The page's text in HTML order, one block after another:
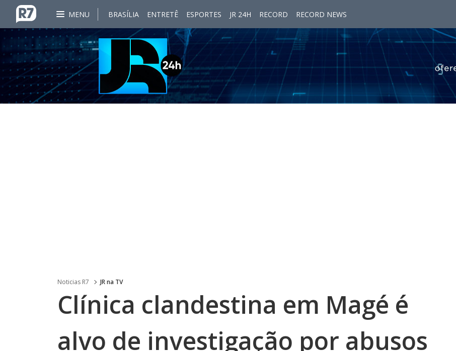
MENU BRASÍLIA ENTRETÊ ESPORTES JR 24H RECORD RECORD NEWS
Noticias R7 JR na TV
Clínica clandestina em Magé é
alvo de investigação por abusos